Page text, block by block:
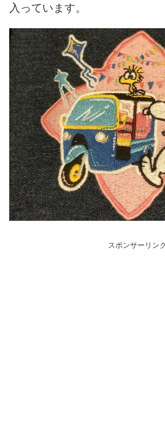
入っています。
スポンサーリンク